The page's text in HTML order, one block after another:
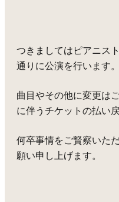
つきましてはピアニス
通りに公演を行います。
曲目やその他に変更は
に伴うチケットの払い
何卒事情をご賢察いた
願い申し上げます。